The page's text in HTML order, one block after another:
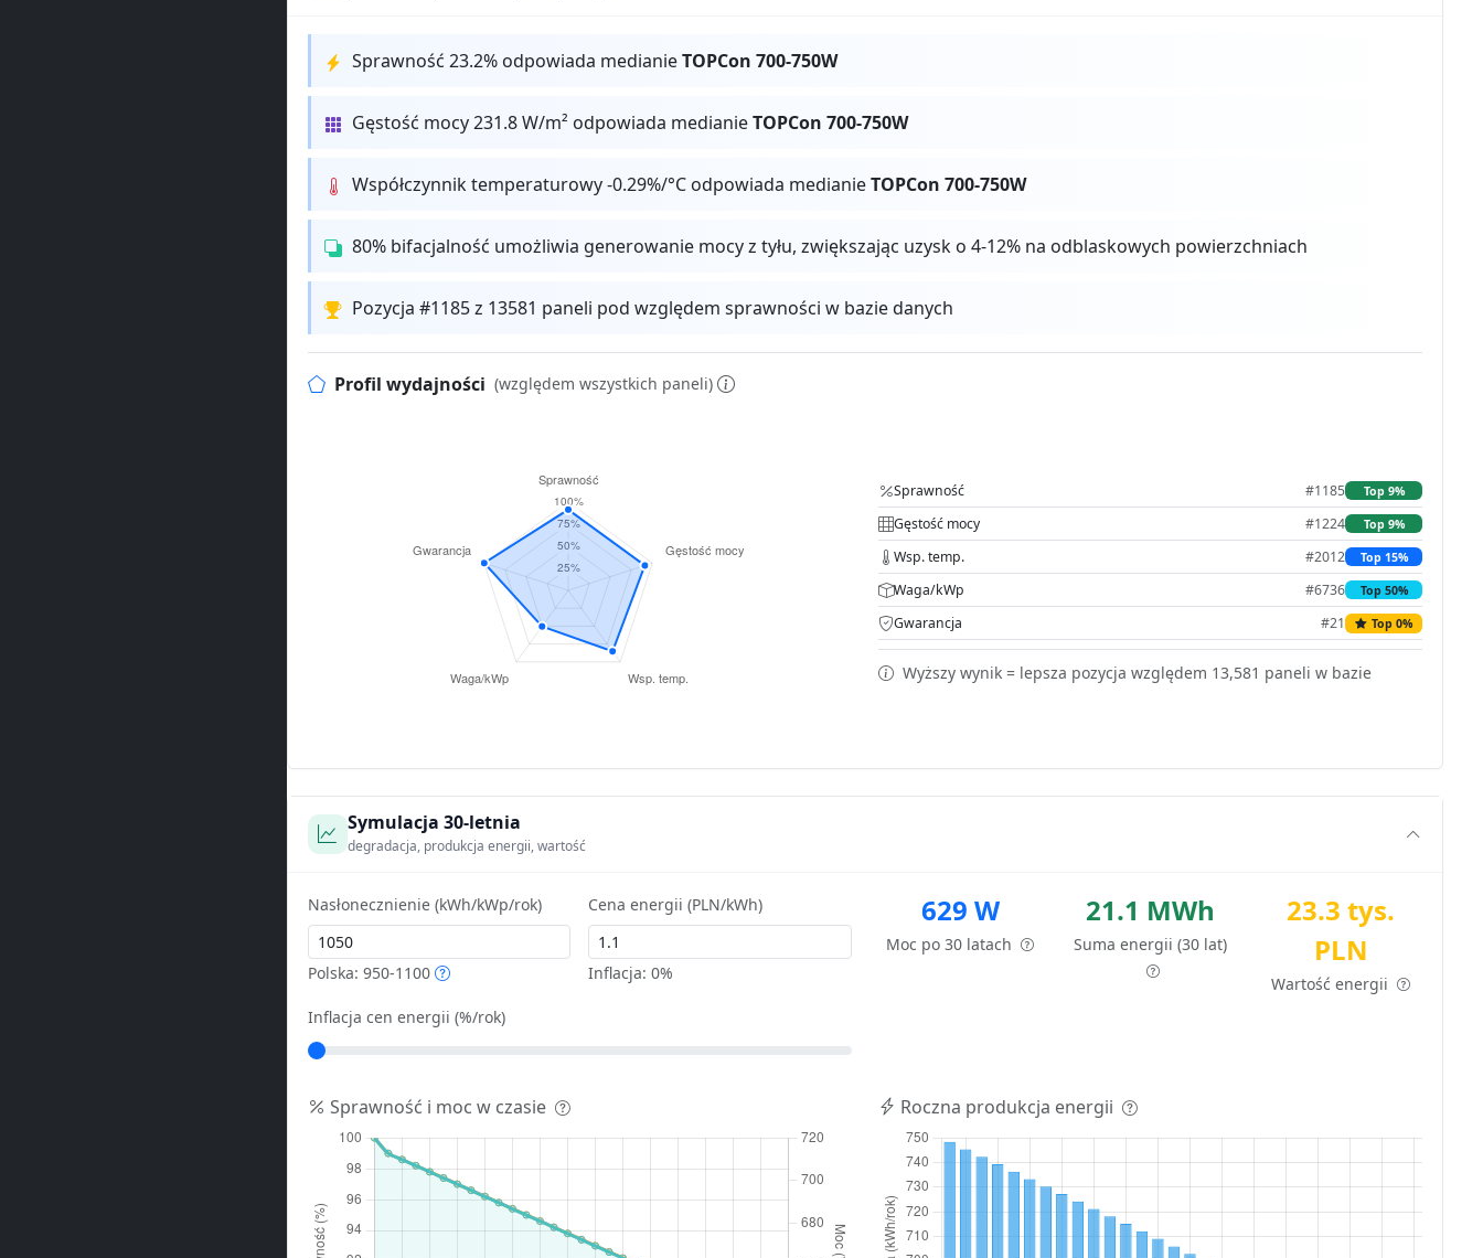
Sprawność 23.2% odpowiada medianieTOPCon 700-750W
Gęstość mocy 231.8 W/m² odpowiada medianieTOPCon 700-750W
Współczynnik temperaturowy -0.29%/°C odpowiada medianieTOPCon 700-750W
80% bifacjalność umożliwia generowanie mocy z tyłu, zwiększając uzysk o 4-12% na odblaskowych powierzchniach
Pozycja #1185 z 13581 paneli pod względem sprawności w bazie danych
Profil wydajności (względem wszystkich paneli)
Sprawność #1185 Top 9%
Gęstość mocy #1224 Top 9%
Wsp. temp. #2012 Top 15%
Waga/kWp #6736 Top 50%
Gwarancja #21 Top 0%
Wyższy wynik = lepsza pozycja względem 13,581 paneli w bazie
Symulacja 30-letnia
degradacja, produkcja energii, wartość
Nasłonecznienie (kWh/kWp/rok)
Polska: 950-1100
Cena energii (PLN/kWh)
Inflacja:0%
Inflacja cen energii (%/rok)
629 W
Moc po 30 latach
21.1 MWh
Suma energii (30 lat)
23.3 tys.
PLN
Wartość energii
Sprawność i moc w czasie Roczna produkcja energii